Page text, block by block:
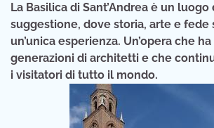
La Basilica di Sant’Andrea è un
suggestione, dove storia, arte e fede
un’unica esperienza. Un’opera che
generazioni di architetti e che
i visitatori di tutto il mondo.